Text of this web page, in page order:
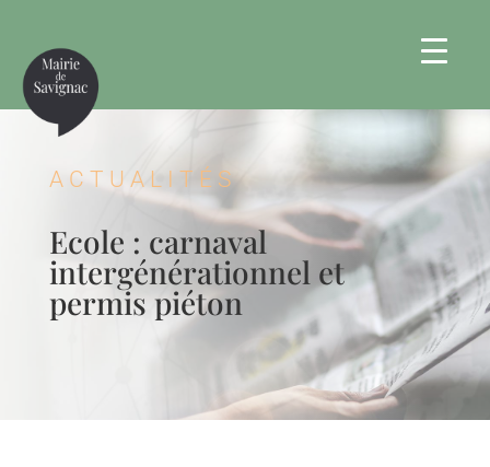
ACTUALITÉS
Ecole : carnaval
intergénérationnel et
permis piéton